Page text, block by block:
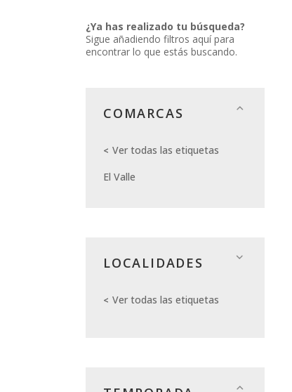
¿Ya has realizado tu búsqueda?
Sigue añadiendo filtros aquí para
encontrar lo que estás buscando.
COMARCAS
Ver todas las etiquetas
El Valle
LOCALIDADES
Ver todas las etiquetas